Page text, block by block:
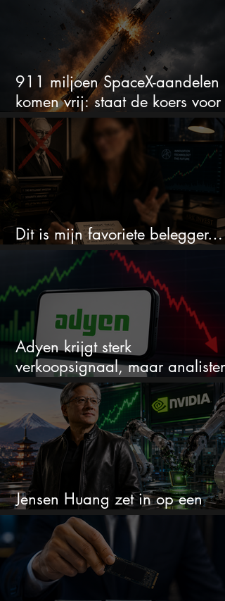
911 miljoen SpaceX-aandelen
komen vrij: staat de koers voor
een nieuwe crash?
Dit is mijn favoriete belegger…
en het is niet Warren Buffett
Adyen krijgt sterk
verkoopsignaal, maar analisten
zien juist een koopkans
Jensen Huang zet in op een
aandeel dat bijna niemand kent